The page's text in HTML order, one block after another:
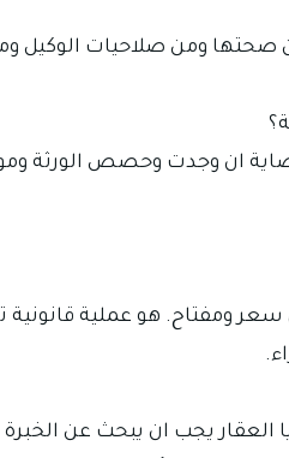
ومن صلاحيات الوكيل
ان وجدت وحصص الورثة
سعر ومفتاح. هو عملية
يجب ان يبحث عن